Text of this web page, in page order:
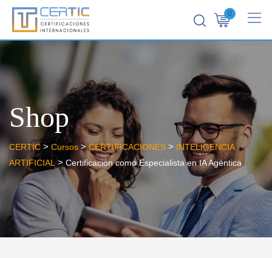
0
Shop
CERTIC > Cursos >CERTIFICACIONES > INTELIGENCIA
ARTIFICIAL > Certificación como Especialista en IA Agéntica